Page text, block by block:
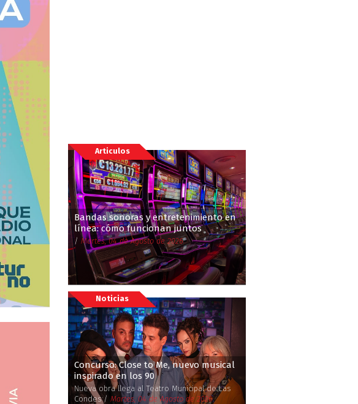
Articulos
Bandas sonoras y entretenimiento en
línea: cómo funcionan juntos
/Martes, 04 de Agosto de 2026
Noticias
Concurso: Close to Me, nuevo musical
inspirado en los 90
Nueva obra llega al Teatro Municipal de Las
Condes /Martes, 04 de Agosto de 2026